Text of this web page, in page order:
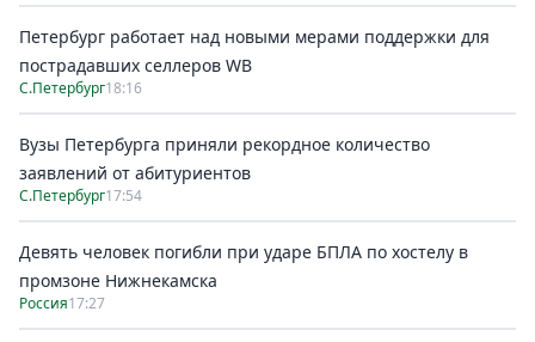
Петербург работает над новыми мерами поддержки для
пострадавших селлеров WB
С.Петербург18:16
Вузы Петербурга приняли рекордное количество
заявлений от абитуриентов
С.Петербург17:54
Девять человек погибли при ударе БПЛА по хостелу в
промзоне Нижнекамска
Россия17:27